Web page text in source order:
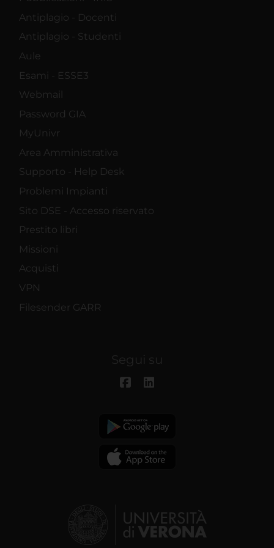
Antiplagio - Docenti
Antiplagio - Studenti
Aule
Esami - ESSE3
Webmail
Password GIA
MyUnivr
Area Amministrativa
Supporto - Help Desk
Problemi Impianti
Sito DSE - Accesso riservato
Prestito libri
Missioni
Acquisti
VPN
Filesender GARR
Segui su